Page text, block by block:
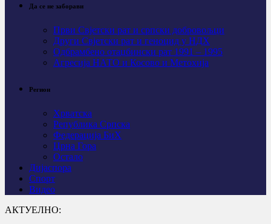
Да се не заборави
Први Свјeтски рат и српски добровољци
Други Свјетски рат и геноцид у НДХ
Одбрамбено отаџбински рат 1991 – 1995
Агресија НАТО и Косово и Метохија
Регион
Хрватска
Република Српска
Федерација БиХ
Црна Гора
Остало
Дијаспора
Спорт
Видео
АКТУЕЛНО: